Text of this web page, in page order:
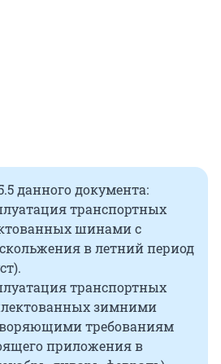
данного документа:
транспортных
шинами с
в летний период
транспортных
зимними
требованиям
приложения в